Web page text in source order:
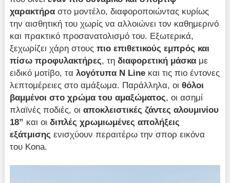
χαρακτήρα στο μοντέλο, διαφοροποιώντας κυρίως
την αισθητική του χωρίς να αλλοιώνει τον καθημερινό
και πρακτικό προσανατολισμό του. Εξωτερικά,
ξεχωρίζει χάρη στουςπιο επιθετικούς εμπρός και
πίσω προφυλακτήρες, τηδιαφορετική μάσκα με
ειδικό μοτίβο, ταλογότυπα N Line και τις πιο έντονες
λεπτομέρειες στο αμάξωμα. Παράλληλα, οιθόλοι
βαμμένοι στο χρώμα του αμαξώματος, οι ασημί
πλαϊνές ποδιές, οιαποκλειστικές ζάντες αλουμινίου
18” και οιδιπλές χρωμιωμένες απολήξεις
εξάτμισης ενισχύουν περαιτέρω την σπορ εικόνα
του Kona.